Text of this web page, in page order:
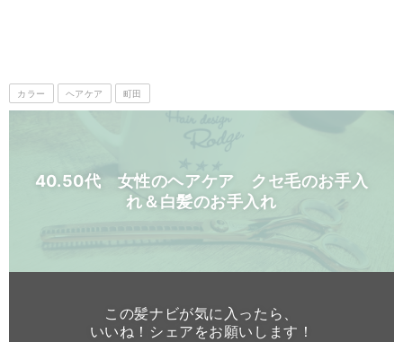
カラー ヘアケア 町田
40.50代 女性のヘアケア クセ毛のお手入
れ＆白髪のお手入れ
この髪ナビが気に入ったら、
いいね！シェアをお願いします！